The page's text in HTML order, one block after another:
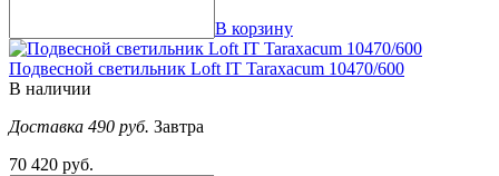
В корзину
Подвесной светильник Loft IT Taraxacum 10470/600
В наличии
Доставка 490 руб. Завтра
70 420 руб.